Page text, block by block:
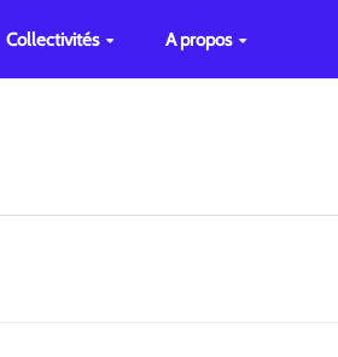
Collectivités A propos